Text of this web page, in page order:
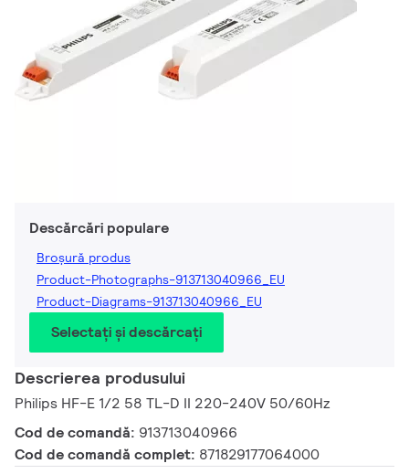
Descărcări populare
Broșură produs
Product-Photographs-913713040966_EU
Product-Diagrams-913713040966_EU
Selectați și descărcați
Descrierea produsului
Philips HF-E 1/2 58 TL-D II 220-240V 50/60Hz
Cod de comandă: 913713040966
Cod de comandă complet: 871829177064000